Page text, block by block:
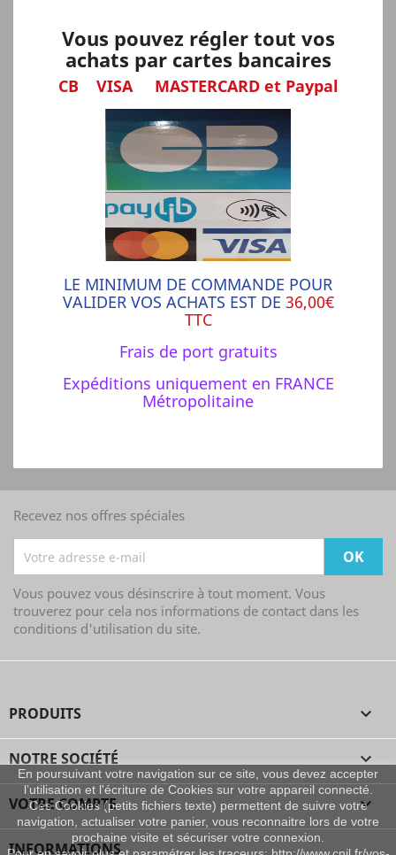
Vous pouvez régler tout vos
achats par cartes bancaires
CB VISA MASTERCARD et Paypal
LE MINIMUM DE COMMANDE POUR
VALIDER VOS ACHATS EST DE 36,00€
TTC
Frais de port gratuits
Expéditions uniquement en FRANCE
Métropolitaine
Recevez nos offres spéciales
Vous pouvez vous désinscrire à tout moment. Vous
trouverez pour cela nos informations de contact dans les
conditions d'utilisation du site.
PRODUITS 
NOTRE SOCIÉTÉ 
VOTRE COMPTE 
En poursuivant votre navigation sur ce site, vous devez accepter
l’utilisation et l'écriture de Cookies sur votre appareil connecté.
Ces Cookies (petits fichiers texte) permettent de suivre votre
navigation, actualiser votre panier, vous reconnaitre lors de votre
prochaine visite et sécuriser votre connexion.
INFORMATIONS